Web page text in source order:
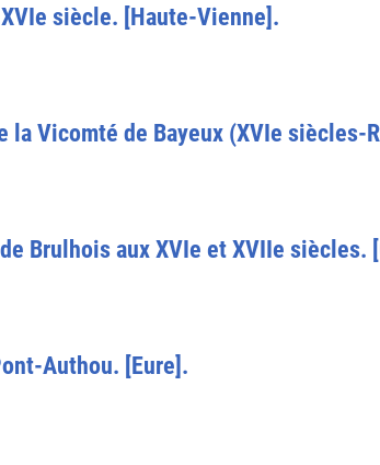
siècle. [Haute-Vienne].
Vicomté de Bayeux (XVIe siècles-
Brulhois aux XVIe et XVIIe siècles.
Authou. [Eure].